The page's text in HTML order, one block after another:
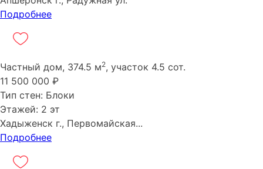
Подробнее
Частный дом, 374.5 м2, участок 4.5 сот.
11 500 000 ₽
Тип стен: Блоки
Этажей: 2 эт
Хадыженск г., Первомайская...
Подробнее